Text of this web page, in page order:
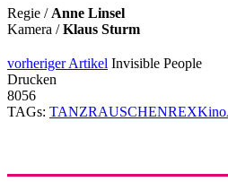
Regie / Anne Linsel
Kamera /Klaus Sturm
vorheriger Artikel Invisible People
Drucken
8056
TAGs: TANZRAUSCHENREXKino